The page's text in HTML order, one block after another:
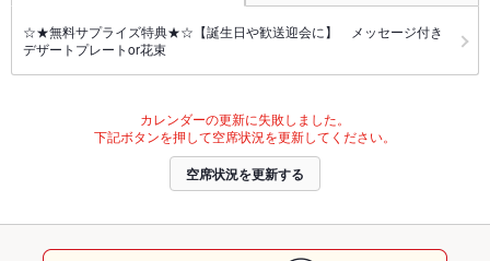
☆★無料サプライズ特典★☆【誕生日や歓送迎会に】 メッセージ付き
デザートプレートor花束
カレンダーの更新に失敗しました。
下記ボタンを押して空席状況を更新してください。
空席状況を更新する